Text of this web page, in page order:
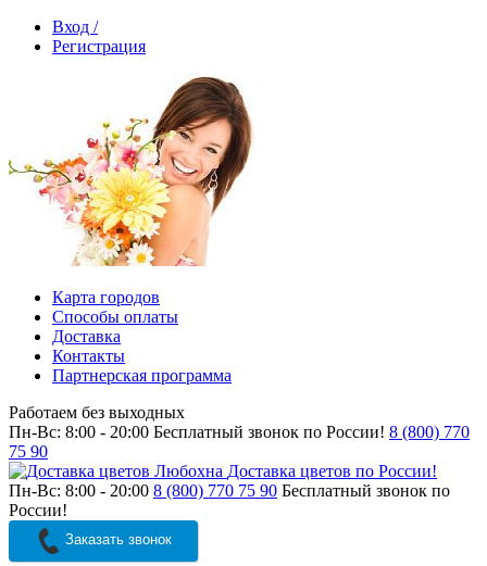
Вход /
Регистрация
Карта городов
Способы оплаты
Доставка
Контакты
Партнерская программа
Работаем без выходных
Пн-Вс: 8:00 - 20:00 Бесплатный звонок по России! 8 (800) 770
75 90
Доставка цветов по России!
Пн-Вс: 8:00 - 20:00 8 (800) 770 75 90 Бесплатный звонок по
России!
Заказать звонок